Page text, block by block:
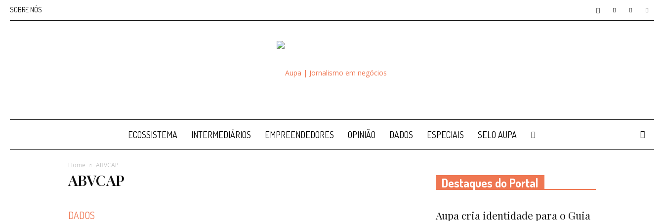
SOBRE NÓS
Aupa
ECOSSISTEMA INTERMEDIÁRIOS EMPREENDEDORES OPINIÃO DADOS ESPECIAIS SELO AUPA
Home ABVCAP
ABVCAP
DADOS
Destaques do Portal
Aupa cria identidade para o Guia